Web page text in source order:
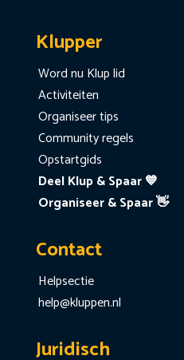
Klupper
Word nu Klup lid
Activiteiten
Organiseer tips
Community regels
Opstartgids
Deel Klup & Spaar 💙
Organiseer & Spaar 👋
Contact
Helpsectie
help@kluppen.nl
Juridisch